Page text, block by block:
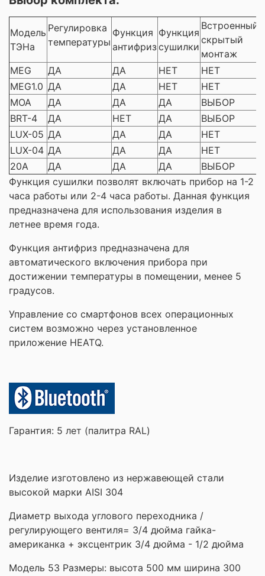
Модель
ТЭНа
Регулировка
температуры
Функция
антифриз
Функция
сушилки
Встроенный
скрытый
монтаж
MEG
ДА ДА НЕТ НЕТ
MEG1.0 ДА ДА НЕТ НЕТ
MOA
ДА ДА ДА ВЫБОР
BRT-4
ДА НЕТ ДА ВЫБОР
LUX-05 ДА ДА ДА НЕТ
LUX-04 ДА ДА ДА НЕТ
20A
ДА ДА ДА ВЫБОР
Функция сушилки позволят включать прибор на 1-2
часа работы или 2-4 часа работы. Данная функция
предназначена для использования изделия в
летнее время года.
Функция антифриз предназначена для
автоматического включения прибора при
достижении температуры в помещении, менее 5
градусов.
Управление со смартфонов всех операционных
систем возможно через установленное
приложение HEATQ.
Гарантия: 5 лет (палитра RAL)
Изделие изготовлено из нержавеющей стали
высокой марки AISI 304
Диаметр выхода углового переходника /
регулирующего вентиля= 3/4 дюйма гайка-
американка + эксцентрик 3/4 дюйма - 1/2 дюйма
Модель 53 Размеры: высота 500 мм ширина 300